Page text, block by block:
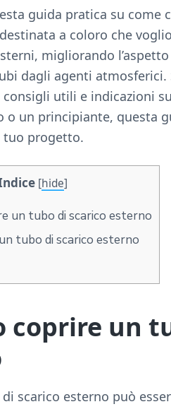
guida pratica su come
a coloro che
migliorando
dagli agenti atmosferici.
utili e indicazioni
o un principiante, questa
tuo progetto.
[hide]
un tubo di scarico esterno
tubo di scarico esterno
coprire un
scarico esterno può